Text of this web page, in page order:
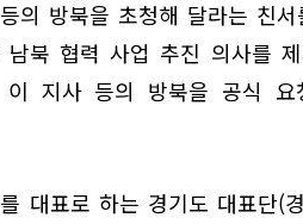
의 방북을 초청해 달라는 친
북 협력 사업 추진 의사를
지사 등의 방북을 공식 요
대표로 하는 경기도 대표단(